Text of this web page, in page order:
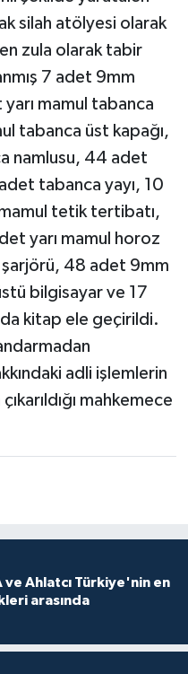
silah atölyesi olarak
zula olarak tabir
7 adet 9mm
mamul tabanca
tabanca üst kapağı,
namlusu, 44 adet
tabanca yayı, 10
tetik tertibatı,
yarı mamul horoz
48 adet 9mm
bilgisayar ve 17
kitap ele geçirildi.
adli işlemlerin
mahkemece
ve Ahlatcı Türkiye'nin en
arasında